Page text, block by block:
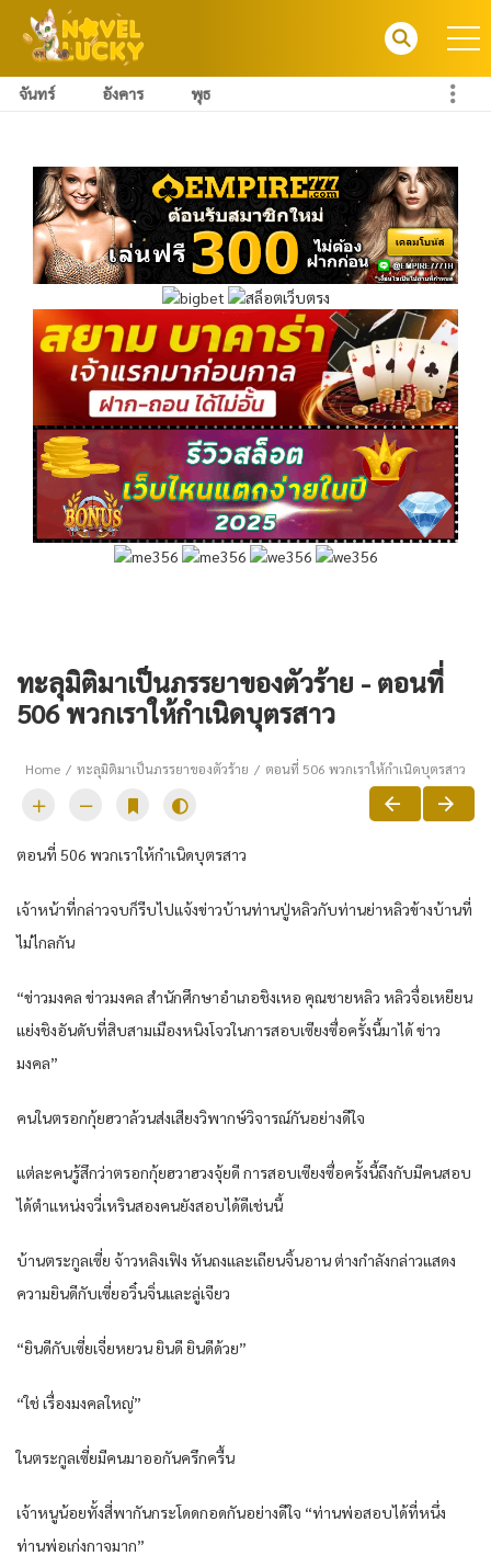
จันทร์ อังคาร พุธ
ทะลุมิติมาเป็นภรรยาของตัวร้าย - ตอนที่
506 พวกเราให้กำเนิดบุตรสาว
Home ทะลุมิติมาเป็นภรรยาของตัวร้าย ตอนที่ 506 พวกเราให้กำเนิดบุตรสาว
ตอนที่ 506 พวกเราให้กำเนิดบุตรสาว
เจ้าหน้าที่กล่าวจบก็รีบไปแจ้งข่าวบ้านท่านปู่หลิวกับท่านย่าหลิวข้างบ้านที่
ไม่ไกลกัน
“ข่าวมงคล ข่าวมงคล สำนักศึกษาอำเภอชิงเหอ คุณชายหลิว หลิวจื่อเหยียน
แย่งชิงอันดับที่สิบสามเมืองหนิงโจวในการสอบเซียงซื่อครั้งนี้มาได้ ข่าว
มงคล”
คนในตรอกกุ้ยฮวาล้วนส่งเสียงวิพากษ์วิจารณ์กันอย่างดีใจ
แต่ละคนรู้สึกว่าตรอกกุ้ยฮวาฮวงจุ้ยดี การสอบเซียงซื่อครั้งนี้ถึงกับมีคนสอบ
ได้ตำแหน่งจวี่เหรินสองคนยังสอบได้ดีเช่นนี้
บ้านตระกูลเซี่ย จ้าวหลิงเฟิง หันถงและเถียนจิ้นอาน ต่างกำลังกล่าวแสดง
ความยินดีกับเซี่ยอวิ๋นจิ่นและลู่เจียว
“ยินดีกับเซี่ยเจี่ยหยวน ยินดี ยินดีด้วย”
“ใช่ เรื่องมงคลใหญ่”
ในตระกูลเซี่ยมีคนมาออกันครึกครื้น
เจ้าหนูน้อยทั้งสี่พากันกระโดดกอดกันอย่างดีใจ “ท่านพ่อสอบได้ที่หนึ่ง
ท่านพ่อเก่งกาจมาก”